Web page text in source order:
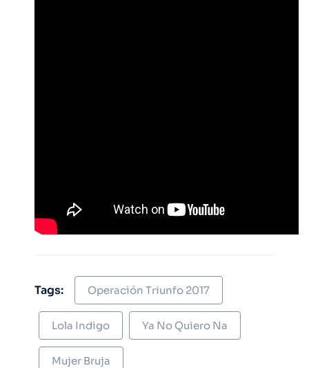
Tags: Operación Triunfo 2017
Lola Indigo Ya No Quiero Na
Mujer Bruja